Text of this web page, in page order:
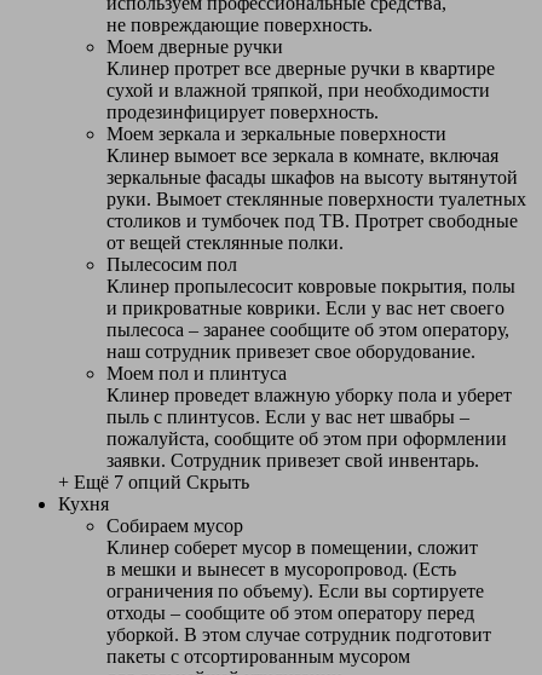
не повреждающие поверхность.
Моем дверные ручки
Клинер протрет все дверные ручки в квартире
сухой и влажной тряпкой, при необходимости
продезинфицирует поверхность.
Моем зеркала и зеркальные поверхности
Клинер вымоет все зеркала в комнате, включая
зеркальные фасады шкафов на высоту вытянутой
руки. Вымоет стеклянные поверхности туалетных
столиков и тумбочек под ТВ. Протрет свободные
от вещей стеклянные полки.
Пылесосим пол
Клинер пропылесосит ковровые покрытия, полы
и прикроватные коврики. Если у вас нет своего
пылесоса – заранее сообщите об этом оператору,
наш сотрудник привезет свое оборудование.
Моем пол и плинтуса
Клинер проведет влажную уборку пола и уберет
пыль с плинтусов. Если у вас нет швабры –
пожалуйста, сообщите об этом при оформлении
заявки. Сотрудник привезет свой инвентарь.
+ Ещё 7 опций Скрыть
Кухня
Собираем мусор
Клинер соберет мусор в помещении, сложит
в мешки и вынесет в мусоропровод. (Есть
ограничения по объему). Если вы сортируете
отходы – сообщите об этом оператору перед
уборкой. В этом случае сотрудник подготовит
пакеты с отсортированным мусором